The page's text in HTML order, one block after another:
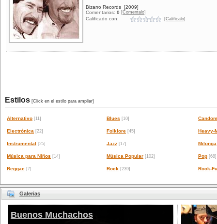
Bizarro Records [2009]
Comentarios: 0 [Comentalo]
Calificado con: [Calificalo]
Estilos [Click en el estilo para ampliar]
Alternativo [11] Blues [10]
Electrónica [22] Folklore [45] Heavy-
Instrumental [25] Jazz [17] Milonga
Música para Niños [14] Música Popular [102] Pop [68]
Reggae [7] Rock [239] Rock-
Galerias
Buenos Muchachos